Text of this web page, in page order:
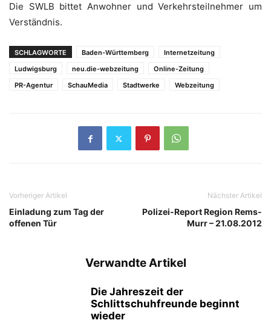
Die SWLB bittet Anwohner und Verkehrsteilnehmer um
Verständnis.
SCHLAGWORTE Baden-Württemberg
Internetzeitung
Ludwigsburg
neu.die-webzeitung
Online-Zeitung
PR-Agentur
SchauMedia Stadtwerke Webzeitung
Vorheriger Artikel
Einladung zum Tag der
offenen Tür
Nächster Artikel
Polizei-Report Region Rems-
Murr – 21.08.2012
Verwandte Artikel
Die Jahreszeit der
Schlittschuhfreunde beginnt
wieder